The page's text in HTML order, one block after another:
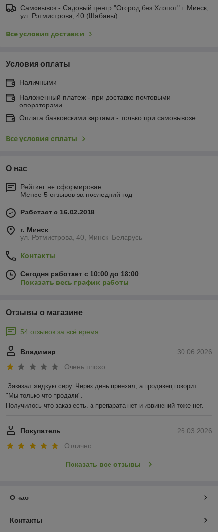
Самовывоз - Садовый центр "Огород без Хлопот" г. Минск,
ул. Ротмистрова, 40 (Шабаны)
Все условия доставки
Условия оплаты
Наличными
Наложенный платеж - при доставке почтовыми
операторами.
Оплата банковскими картами - только при самовывозе
Все условия оплаты
О нас
Рейтинг не сформирован
Менее 5 отзывов за последний год
Работает с 16.02.2018
г. Минск
ул. Ротмистрова, 40, Минск, Беларусь
Контакты
Сегодня работает с 10:00 до 18:00
Показать весь график работы
Отзывы о магазине
54 отзывов за всё время
30.06.2026
Владимир
Очень плохо
Заказал жидкую серу. Через день приехал, а продавец говорит:
"Мы только что продали".
Получилось что заказ есть, а препарата нет и извинений тоже нет.
26.03.2026
Покупатель
Отлично
Показать все отзывы
О нас
Контакты